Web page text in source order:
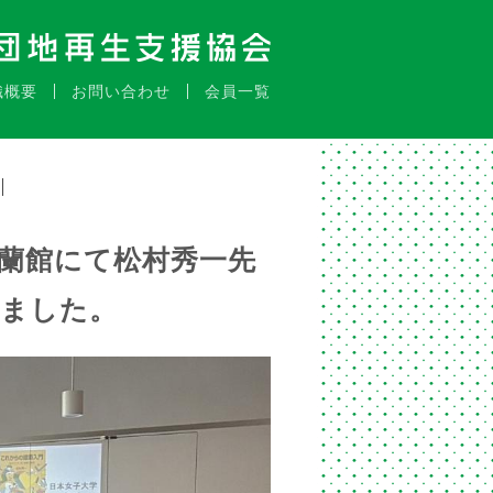
概要 お問い合わせ 会員一覧
館にて松村秀一先
した。